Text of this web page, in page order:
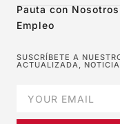
Pauta con Nosotros
Empleo
SUSCRÍBETE A
ACTUALIZADA,